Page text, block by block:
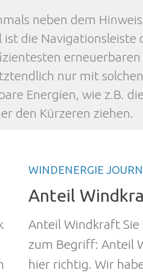
neben dem Hinweis
die Navigationsleiste
erneuerbaren
nur mit
Energien, wie z.B.
den Kürzeren ziehen.
WINDENERGIE
Anteil
Anteil Windkraft
zum Begriff: Anteil
hier richtig. Wir